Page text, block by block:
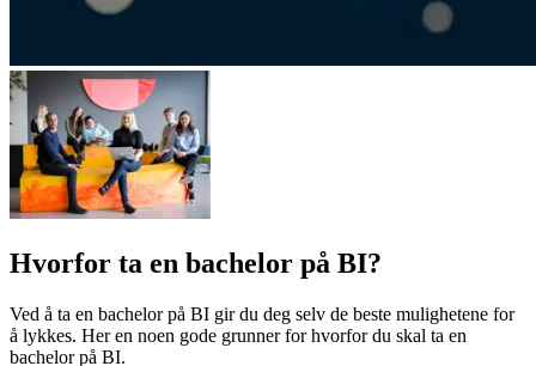
Hvorfor ta en bachelor på BI?
Ved å ta en bachelor på BI gir du deg selv de beste mulighetene for
å lykkes. Her en noen gode grunner for hvorfor du skal ta en
bachelor på BI.